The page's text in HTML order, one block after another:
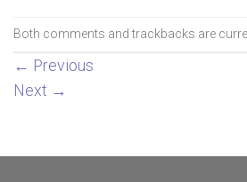
Both comments and trackbacks are
← Previous
Next →